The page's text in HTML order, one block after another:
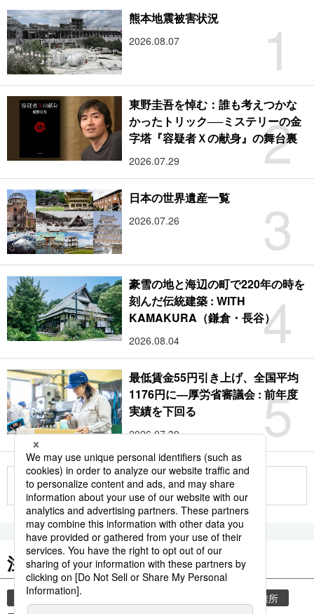
1
熊本地震被害状況
2026.08.07
2
東野圭吾を悼む：誰も考えつかな
かったトリック──ミステリーの金
字塔『容疑者Ｘの献身』の舞台裏
2026.07.29
3
日本の世界遺産一覧
2026.07.26
4
豪雪の地と海辺の町で220年の時を
刻んだ伝統建築 : WITH
KAMAKURA（鎌倉・長谷）
2026.08.04
5
最低賃金55円引き上げ、全国平均
1176円に―厚労省審議会 : 前年度
実績を下回る
2026.07.30
もっと見る
注目のキーワード
共同通信ニュース 避難所